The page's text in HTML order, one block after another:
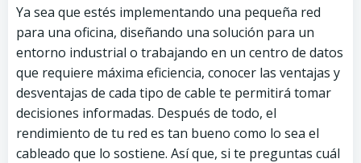
Ya sea que estés implementando una pequeña red
para una oficina, diseñando una solución para un
entorno industrial o trabajando en un centro de datos
que requiere máxima eficiencia, conocer las ventajas y
desventajas de cada tipo de cable te permitirá tomar
decisiones informadas. Después de todo, el
rendimiento de tu red es tan bueno como lo sea el
cableado que lo sostiene. Así que, si te preguntas cuál